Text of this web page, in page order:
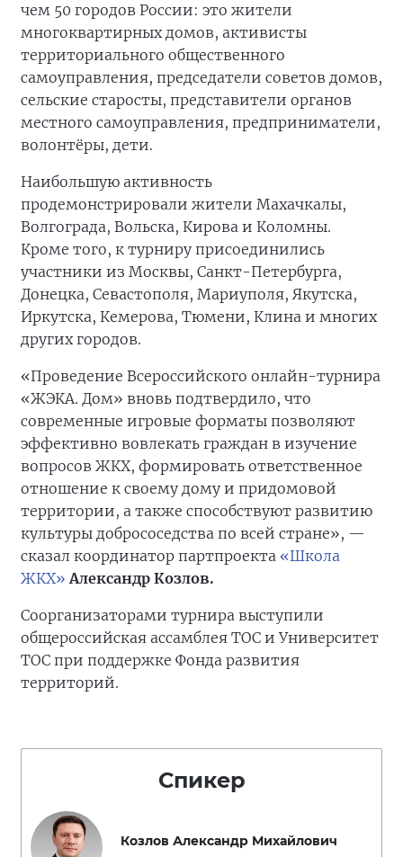
чем 50 городов России: это жители
многоквартирных домов, активисты
территориального общественного
самоуправления, председатели советов домов,
сельские старосты, представители органов
местного самоуправления, предприниматели,
волонтёры, дети.
Наибольшую активность
продемонстрировали жители Махачкалы,
Волгограда, Вольска, Кирова и Коломны.
Кроме того, к турниру присоединились
участники из Москвы, Санкт-Петербурга,
Донецка, Севастополя, Мариуполя, Якутска,
Иркутска, Кемерова, Тюмени, Клина и многих
других городов.
«Проведение Всероссийского онлайн-турнира
«ЖЭКА. Дом» вновь подтвердило, что
современные игровые форматы позволяют
эффективно вовлекать граждан в изучение
вопросов ЖКХ, формировать ответственное
отношение к своему дому и придомовой
территории, а также способствуют развитию
культуры добрососедства по всей стране», —
сказал координатор партпроекта «Школа
ЖКХ» Александр Козлов.
Соорганизаторами турнира выступили
общероссийская ассамблея ТОС и Университет
ТОС при поддержке Фонда развития
территорий.
Спикер
Козлов Александр Михайлович